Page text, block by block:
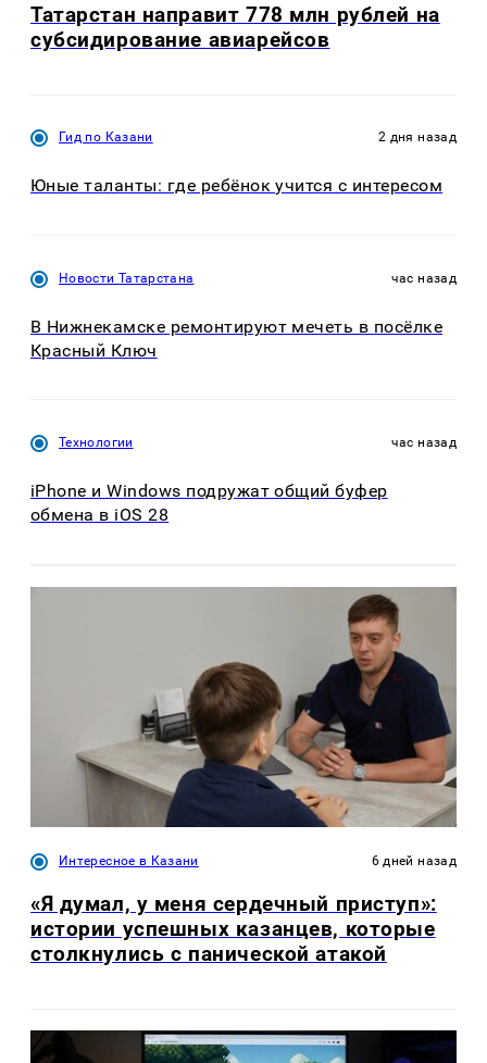
Татарстан направит 778 млн рублей на
субсидирование авиарейсов
Гид по Казани 2 дня назад
Юные таланты: где ребёнок учится с интересом
Новости Татарстана час назад
В Нижнекамске ремонтируют мечеть в посёлке
Красный Ключ
Технологии час назад
iPhone и Windows подружат общий буфер
обмена в iOS 28
Интересное в Казани 6 дней назад
«Я думал, у меня сердечный приступ»:
истории успешных казанцев, которые
столкнулись с панической атакой